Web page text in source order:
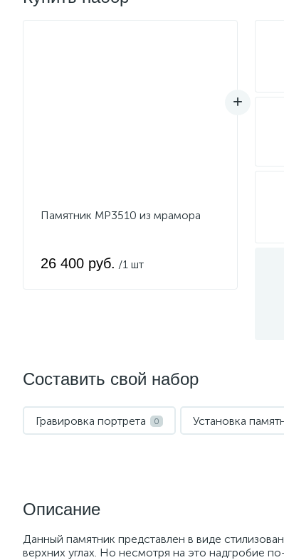
Памятник MP3510 из мрамора
26 400 руб. /1 шт
Составить свой набор
Гравировка портрета 0 Установка
Описание
Данный памятник представлен в виде
верхних углах. Но несмотря на это надгробие